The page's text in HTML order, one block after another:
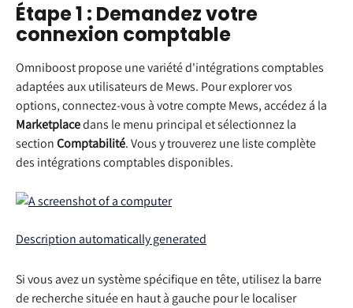
Étape 1 : Demandez votre
connexion comptable
Omniboost propose une variété d'intégrations comptables
adaptées aux utilisateurs de Mews. Pour explorer vos
options, connectez-vous à votre compte Mews, accédez á la
Marketplace dans le menu principal et sélectionnez la
section Comptabilité. Vous y trouverez une liste complète
des intégrations comptables disponibles.
Si vous avez un système spécifique en tête, utilisez la barre
de recherche située en haut à gauche pour le localiser